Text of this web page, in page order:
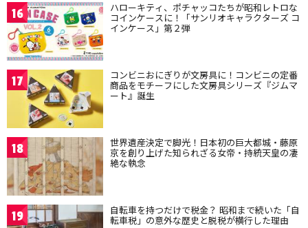
16 ハローキティ、ポチャッコたちが昭和レトロな
コインケースに！「サンリオキャラクターズ コ
インケース」第２弾
17 コンビニおにぎりが文房具に！コンビニの定番
商品をモチーフにした文房具シリーズ『ジムマ
ート』誕生
18 世界遺産決定で脚光！日本初の巨大都城・藤原
京を創り上げた知られざる女帝・持統天皇の凄
絶な執念
19 自転車を持つだけで税金？ 昭和まで続いた「自
転車税」の意外な歴史と脱税が横行した理由